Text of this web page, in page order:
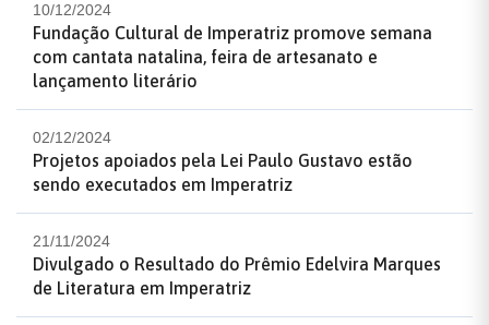
10/12/2024
Fundação Cultural de Imperatriz promove semana
com cantata natalina, feira de artesanato e
lançamento literário
02/12/2024
Projetos apoiados pela Lei Paulo Gustavo estão
sendo executados em Imperatriz
21/11/2024
Divulgado o Resultado do Prêmio Edelvira Marques
de Literatura em Imperatriz